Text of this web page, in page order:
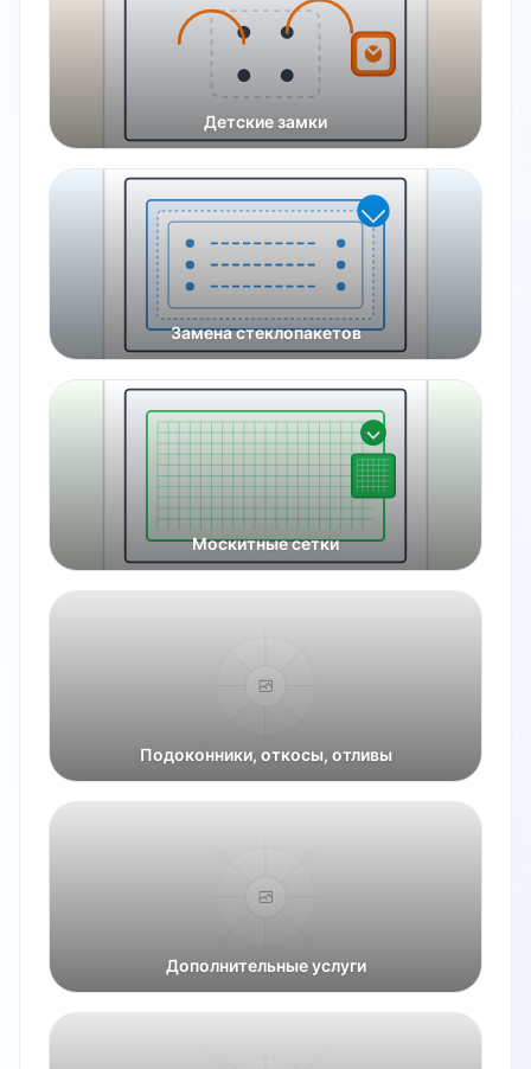
Детские замки
Замена стеклопакетов
Москитные сетки
Подоконники, откосы, отливы
Дополнительные услуги